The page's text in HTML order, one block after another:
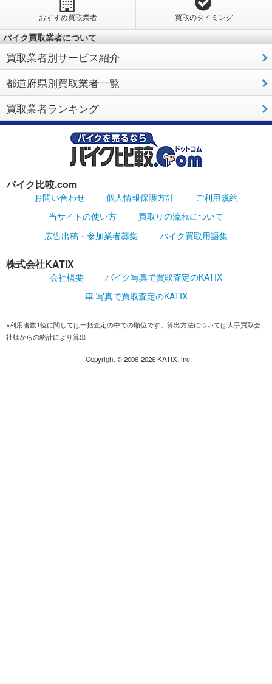
おすすめ買取業者 買取のタイミング
バイク買取業者について
買取業者別サービス紹介
都道府県別買取業者一覧
買取業者ランキング
バイク比較.com
お問い合わせ 個人情報保護方針
ご利用規約
当サイトの使い方
買取りの流れについて
広告出稿・参加業者募集
バイク買取用語集
株式会社KATIX
会社概要
バイク写真で買取査定のKATIX
車 写真で買取査定のKATIX
※利用者数1位に関しては一括査定の中での順位です。算出方法については大手買取会
社様からの統計により算出
Copyright ©2006-2026KATIX, inc.